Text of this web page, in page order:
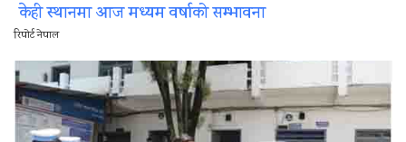
केही स्थानमा आज मध्यम वर्षाको सम्भावना
रिपोर्ट नेपाल